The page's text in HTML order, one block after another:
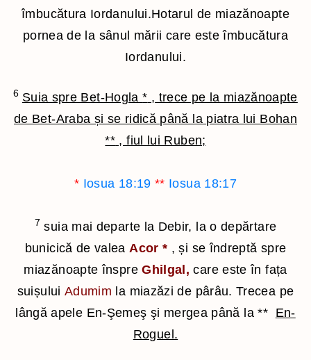
îmbucătura Iordanului.Hotarul de miazănoapte
pornea de la sânul mării care este îmbucătura
Iordanului.
6 Suia spre Bet-Hogla* , trece pe la miazănoapte
de Bet-Araba și se ridică până la piatra lui Bohan
** , fiul lui Ruben;
* Iosua 18:19 ** Iosua 18:17
7 suia mai departe la Debir, la o depărtare
bunicică de valea Acor * , și se îndreptă spre
miazănoapte înspreGhilgal, care este în fața
suișului Adumim la miazăzi de pârâu. Trecea pe
lângă apele En-Şemeş şi mergea până la** En-
Roguel.